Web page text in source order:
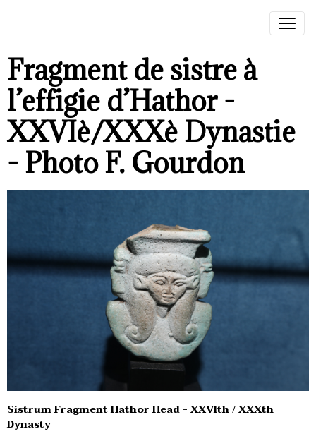
Fragment de sistre à
l’effigie d’Hathor -
XXVIè/XXXè Dynastie
- Photo F. Gourdon
Sistrum Fragment Hathor Head - XXVIth / XXXth
Dynasty